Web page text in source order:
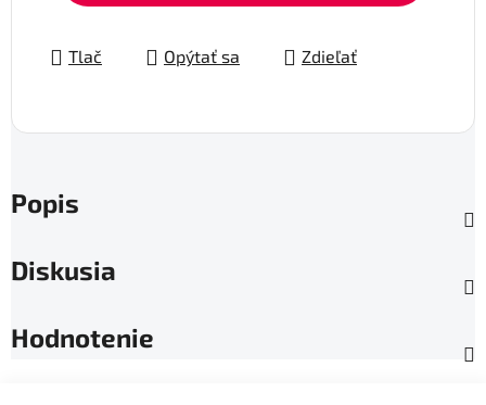
Tlač Opýtať sa Zdieľať
Popis
Diskusia
Hodnotenie